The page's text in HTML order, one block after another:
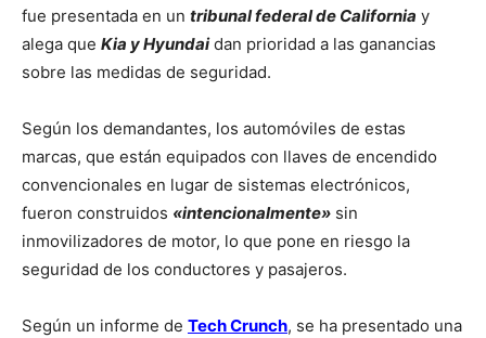
fue presentada en un tribunal federal de California y
alega que Kia y Hyundaidan prioridad a las ganancias
sobre las medidas de seguridad.
Según los demandantes, los automóviles de estas
marcas, que están equipados con llaves de encendido
convencionales en lugar de sistemas electrónicos,
fueron construidos «intencionalmente» sin
inmovilizadores de motor, lo que pone en riesgo la
seguridad de los conductores y pasajeros.
Según un informe de Tech Crunch, se ha presentado una